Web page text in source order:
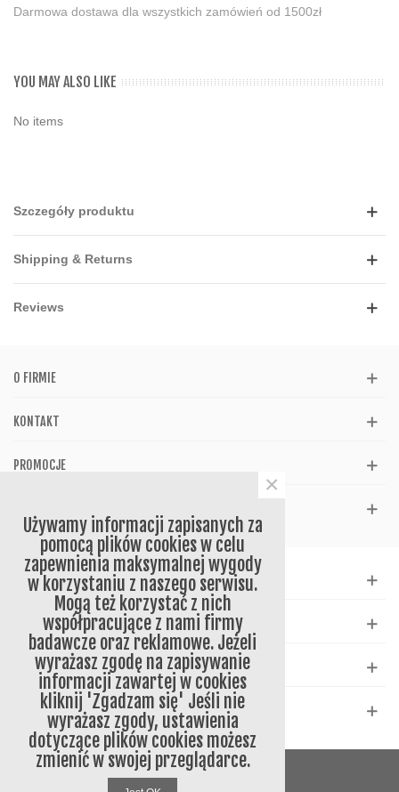
Darmowa dostawa dla wszystkich zamówień od 1500zł
YOU MAY ALSO LIKE
No items
Szczegóły produktu
Shipping & Returns
Reviews
O FIRMIE
KONTAKT
PROMOCJE
WSPARCIE
KATALOG
NEWSLETTER
SOCIAL
Używamy informacji zapisanych za
pomocą plików cookies w celu
zapewnienia maksymalnej wygody
w korzystaniu z naszego serwisu.
Mogą też korzystać z nich
współpracujące z nami firmy
badawcze oraz reklamowe. Jeżeli
wyrażasz zgodę na zapisywanie
informacji zawartej w cookies
kliknij 'Zgadzam się' Jeśli nie
wyrażasz zgody, ustawienia
dotyczące plików cookies możesz
zmienić w swojej przeglądarce.
×